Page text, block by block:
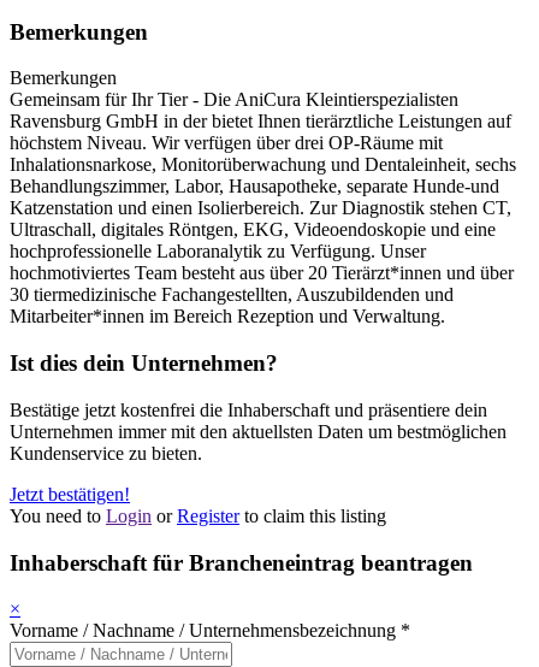
Bemerkungen
Bemerkungen
Gemeinsam für Ihr Tier - Die AniCura Kleintierspezialisten
Ravensburg GmbH in der bietet Ihnen tierärztliche Leistungen auf
höchstem Niveau. Wir verfügen über drei OP-Räume mit
Inhalationsnarkose, Monitorüberwachung und Dentaleinheit, sechs
Behandlungszimmer, Labor, Hausapotheke, separate Hunde-und
Katzenstation und einen Isolierbereich. Zur Diagnostik stehen CT,
Ultraschall, digitales Röntgen, EKG, Videoendoskopie und eine
hochprofessionelle Laboranalytik zu Verfügung. Unser
hochmotiviertes Team besteht aus über 20 Tierärzt*innen und über
30 tiermedizinische Fachangestellten, Auszubildenden und
Mitarbeiter*innen im Bereich Rezeption und Verwaltung.
Ist dies dein Unternehmen?
Bestätige jetzt kostenfrei die Inhaberschaft und präsentiere dein
Unternehmen immer mit den aktuellsten Daten um bestmöglichen
Kundenservice zu bieten.
Jetzt bestätigen!
You need to Login orRegisterto claim this listing
Inhaberschaft für Brancheneintrag beantragen
×
Vorname / Nachname / Unternehmensbezeichnung *